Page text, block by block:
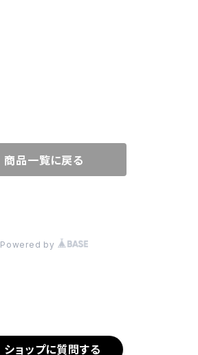
ショップに質問する
商品一覧に戻る
Powered by